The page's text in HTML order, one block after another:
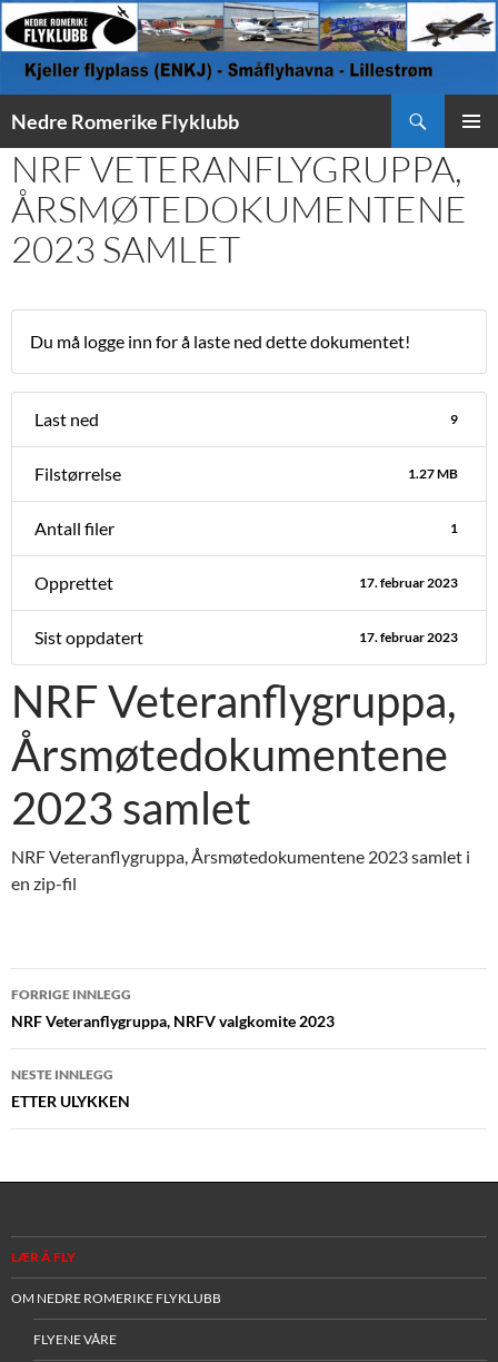
Nedre Romerike Flyklubb
TIL
INNHOLD
NRF VETERANFLYGRUPPA,
ÅRSMØTEDOKUMENTENE
2023 SAMLET
Du må logge inn for å laste ned dette dokumentet!
Last ned 9
Filstørrelse 1.27 MB
Antall filer 1
Opprettet 17. februar 2023
Sist oppdatert 17. februar 2023
NRF Veteranflygruppa,
Årsmøtedokumentene
2023 samlet
NRF Veteranflygruppa, Årsmøtedokumentene 2023 samlet i
en zip-fil
Innleggsnavigasjon
FORRIGE INNLEGG
NRF Veteranflygruppa, NRFV valgkomite 2023
NESTE INNLEGG
ETTER ULYKKEN
LÆR Å FLY
OM NEDRE ROMERIKE FLYKLUBB
FLYENE VÅRE